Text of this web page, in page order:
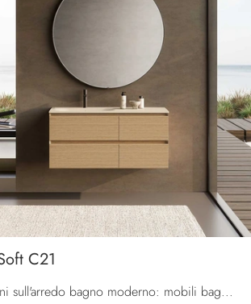
C21
Ottieni informazioni sull'arredo bagno moderno: mobili bagno sospesi in melaminico come il modello Block System Soft C21 di Baxar ti aspettano.